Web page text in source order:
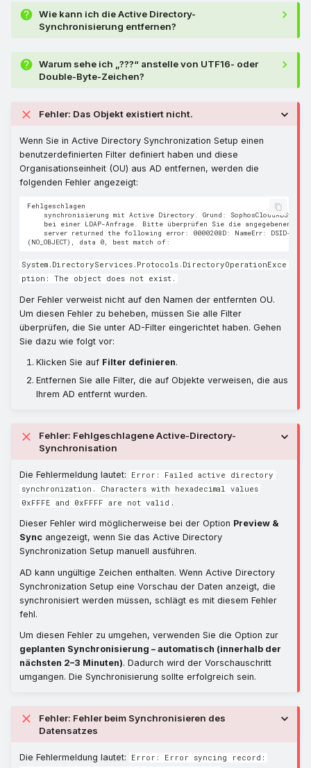
Wie kann ich die Active Directory-
Synchronisierung entfernen?
Warum sehe ich „???“ anstelle von UTF16- oder
Double-Byte-Zeichen?
Fehler: Das Objekt existiert nicht.
Wenn Sie in Active Directory Synchronization Setup einen
benutzerdefinierten Filter definiert haben und diese
Organisationseinheit (OU) aus AD entfernen, werden die
folgenden Fehler angezeigt:
Fehlgeschlagen
synchronisierung mit Active Directory. Grund:
bei einer LDAP-Anfrage. Bitte überprüfen Sie die angegebenen
server returned the following error: 0000208D: NameErr: DSID-
System.DirectoryServices.Protocols.DirectoryOperationExce
ption: The object does not exist.
Der Fehler verweist nicht auf den Namen der entfernten OU.
Um diesen Fehler zu beheben, müssen Sie alle Filter
überprüfen, die Sie unter AD-Filter eingerichtet haben. Gehen
Sie dazu wie folgt vor:
Klicken Sie auf Filter definieren.
Entfernen Sie alle Filter, die auf Objekte verweisen, die aus
Ihrem AD entfernt wurden.
Fehler: Fehlgeschlagene Active-Directory-
Synchronisation
Die Fehlermeldung lautet:
Error: Failed active directory
synchronization. Characters with hexadecimal values
0xFFFE and 0xFFFF are not valid .
Dieser Fehler wird möglicherweise bei der Option Preview &
Sync angezeigt, wenn Sie das Active Directory
Synchronization Setup manuell ausführen.
AD kann ungültige Zeichen enthalten. Wenn Active Directory
Synchronization Setup eine Vorschau der Daten anzeigt, die
synchronisiert werden müssen, schlägt es mit diesem Fehler
fehl.
Um diesen Fehler zu umgehen, verwenden Sie die Option zur
geplanten Synchronisierung – automatisch (innerhalb der
nächsten 2–3 Minuten). Dadurch wird der Vorschauschritt
umgangen. Die Synchronisierung sollte erfolgreich sein.
Fehler: Fehler beim Synchronisieren des
Datensatzes
Die Fehlermeldung lautet:
Error: Error syncing record: